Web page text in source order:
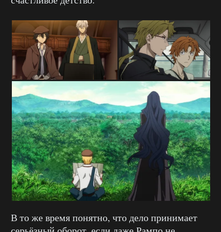
В то же время понятно, что дело принимает